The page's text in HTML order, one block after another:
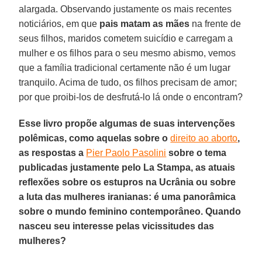
alargada. Observando justamente os mais recentes
noticiários, em que pais matam as mães na frente de
seus filhos, maridos cometem suicídio e carregam a
mulher e os filhos para o seu mesmo abismo, vemos
que a família tradicional certamente não é um lugar
tranquilo. Acima de tudo, os filhos precisam de amor;
por que proibi-los de desfrutá-lo lá onde o encontram?
Esse livro propõe algumas de suas intervenções
polêmicas, como aquelas sobre odireito ao aborto,
as respostas a Pier Paolo Pasolini sobre o tema
publicadas justamente pelo La Stampa, as atuais
reflexões sobre os estupros na Ucrânia ou sobre
a luta das mulheres iranianas: é uma panorâmica
sobre o mundo feminino contemporâneo. Quando
nasceu seu interesse pelas vicissitudes das
mulheres?